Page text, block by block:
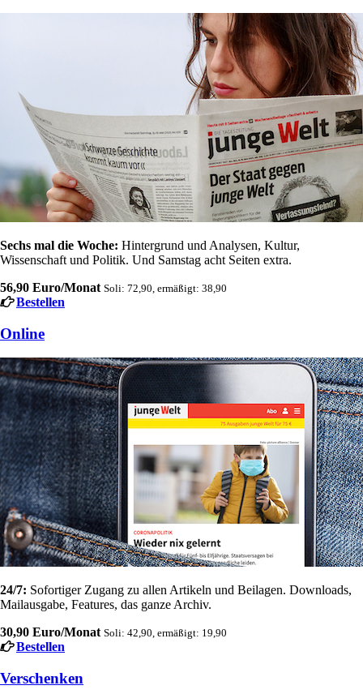
Sechs mal die Woche: Hintergrund und Analysen, Kultur,
Wissenschaft und Politik. Und Samstag acht Seiten extra.
56,90 Euro/Monat Soli: 72,90, ermäßigt: 38,90
Bestellen
Online
24/7: Sofortiger Zugang zu allen Artikeln und Beilagen. Downloads,
Mailausgabe, Features, das ganze Archiv.
30,90 Euro/Monat Soli: 42,90, ermäßigt: 19,90
Bestellen
Verschenken